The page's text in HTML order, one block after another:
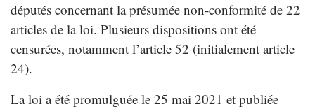
députés concernant la présumée non-conformité de 22
articles de la loi. Plusieurs dispositions ont été
censurées, notamment l’article 52 (initialement article
24).
La loi a été promulguée le 25 mai 2021 et publiée